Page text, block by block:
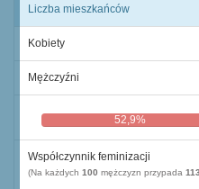
Liczba mieszkańców
Kobiety
Mężczyźni
52,9%
Współczynnik feminizacji
(Na każdych 100 mężczyzn przypada 113